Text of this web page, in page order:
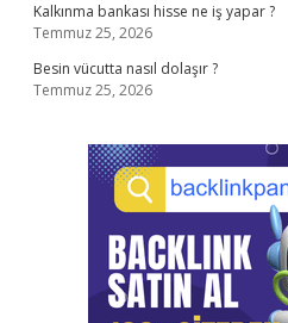
Kalkınma bankası hisse ne iş yapar ?
Temmuz 25, 2026
Besin vücutta nasıl dolaşır ?
Temmuz 25, 2026